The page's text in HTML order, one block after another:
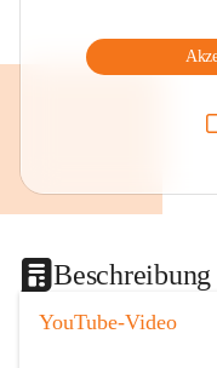
Beschreibung
YouTube-Video